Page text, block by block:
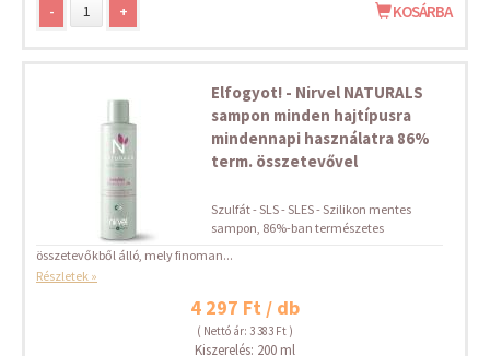
- + KOSÁRBA
Elfogyot! - Nirvel NATURALS
sampon minden hajtípusra
mindennapi használatra 86%
term. összetevővel
Szulfát - SLS - SLES - Szilikon mentes
sampon, 86%-ban természetes
összetevőkből álló, mely finoman...
Részletek »
4 297 Ft / db
( Nettó ár: 3 383 Ft )
Kiszerelés: 200 ml